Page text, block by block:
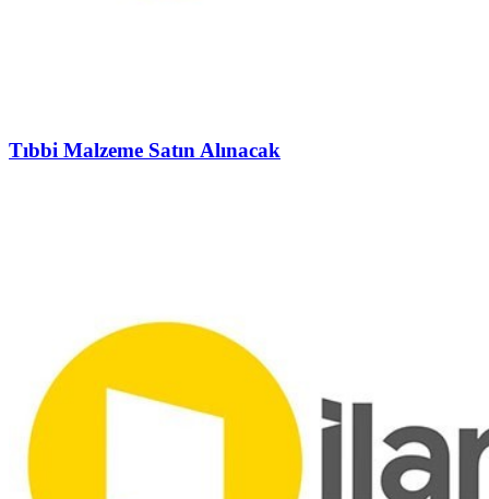
Tıbbi Malzeme Satın Alınacak